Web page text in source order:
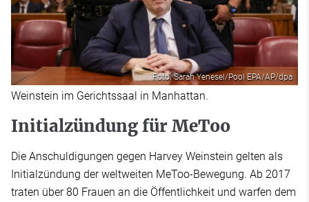
Foto: Sarah Yenesel/Pool EPA/AP/dpa
Weinstein im Gerichtssaal in Manhattan.
Initialzündung für MeToo
Die Anschuldigungen gegen Harvey Weinstein gelten als
Initialzündung der weltweiten MeToo-Bewegung. Ab 2017
traten über 80 Frauen an die Öffentlichkeit und warfen dem